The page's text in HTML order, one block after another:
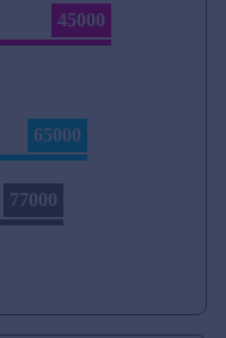
45000
65000
77000